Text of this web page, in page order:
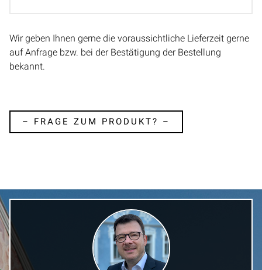
Wir geben Ihnen gerne die voraussichtliche Lieferzeit gerne
auf Anfrage bzw. bei der Bestätigung der Bestellung
bekannt.
– FRAGE ZUM PRODUKT? –